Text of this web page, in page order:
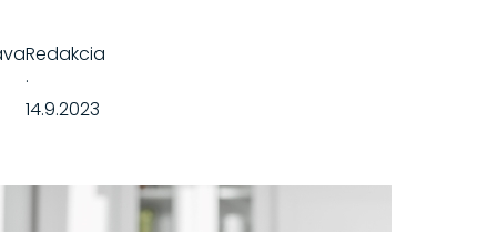
Redakcia
·
14.9.2023